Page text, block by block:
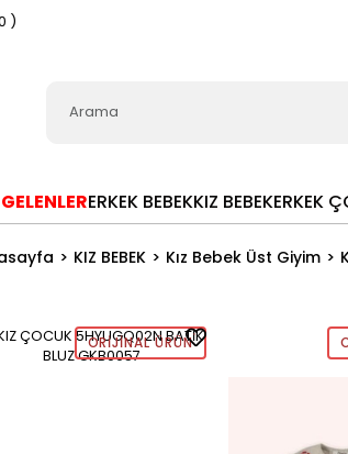
)
ERKEK BEBEKKIZ BEBEKERKEK
KIZ BEBEK Kız Bebek Üst Giyim
ORIJINAL ÜRÜN